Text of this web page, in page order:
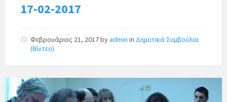
17-02-2017
Φεβρουάριος 21, 2017byadmin in Δημοτικά Συμβούλια
(Βίντεο)